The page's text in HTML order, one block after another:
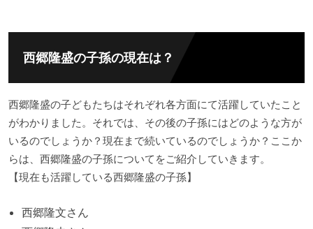
西郷隆盛の子孫の現在は？
西郷隆盛の子どもたちはそれぞれ各方面にて活躍していたこと
がわかりました。それでは、その後の子孫にはどのような方が
いるのでしょうか？現在まで続いているのでしょうか？ここか
らは、西郷隆盛の子孫についてをご紹介していきます。
【現在も活躍している西郷隆盛の子孫】
西郷隆文さん